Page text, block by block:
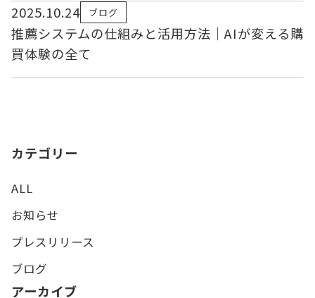
2025.10.24
ブログ
推薦システムの仕組みと活用方法｜AIが変える購
買体験の全て
カテゴリー
ALL
お知らせ
プレスリリース
ブログ
アーカイブ